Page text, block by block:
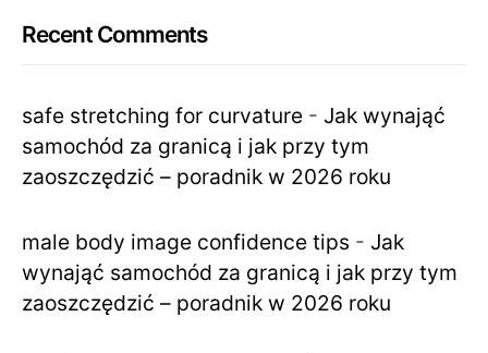
Recent Comments
safe stretching for curvature - Jak wynająć
samochód za granicą i jak przy tym
zaoszczędzić – poradnik w 2026 roku
male body image confidence tips - Jak
wynająć samochód za granicą i jak przy tym
zaoszczędzić – poradnik w 2026 roku